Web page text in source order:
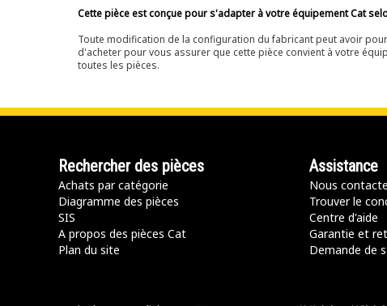
Cette pièce est conçue pour s'adapter à votre équipement Cat
Toute modification de la configuration du fabricant peut avoir
d'acheter pour vous assurer que cette pièce convient à votre
toutes les pièces.
Rechercher des pièces
Achats par catégorie
Diagramme des pièces
SIS
A propos des pièces Cat
Plan du site
Assistance
Nous
Trouver le
Centre d'aide
Garantie et
Demande de